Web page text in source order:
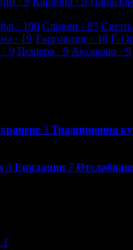
· 100 Сливен · 85 Свети
· 19 Търговище · 18 Г.
· 9 Пещера · 9 Аксаково · 9
3 Традиционна
3 Епилации 7
1